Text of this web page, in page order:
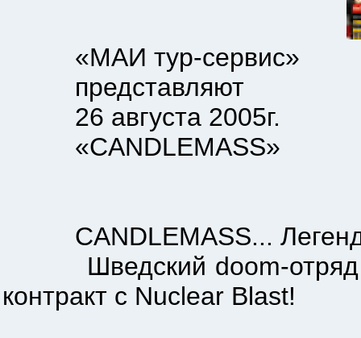
«МАИ тур-сервис»
представляют
26 августа 2005г.
«CANDLEMASS»
CANDLEMASS...
Шведский doom-отряд
контракт с Nuclear Blast!